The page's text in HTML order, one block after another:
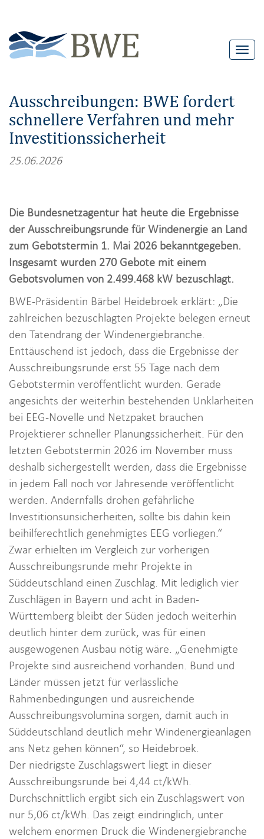
T
a
Ausschreibungen: BWE fordert
schnellere Verfahren und mehr
Investitionssicherheit
25.06.2026
Die Bundesnetzagentur hat heute die Ergebnisse
der Ausschreibungsrunde für Windenergie an Land
zum Gebotstermin 1. Mai 2026 bekanntgegeben.
Insgesamt wurden 270 Gebote mit einem
Gebotsvolumen von 2.499.468 kW bezuschlagt.
BWE-Präsidentin Bärbel Heidebroek erklärt: „Die
zahlreichen bezuschlagten Projekte belegen erneut
den Tatendrang der Windenergiebranche.
Enttäuschend ist jedoch, dass die Ergebnisse der
Ausschreibungsrunde erst 55 Tage nach dem
Gebotstermin veröffentlicht wurden. Gerade
angesichts der weiterhin bestehenden Unklarheiten
bei EEG-Novelle und Netzpaket brauchen
Projektierer schneller Planungssicherheit. Für den
letzten Gebotstermin 2026 im November muss
deshalb sichergestellt werden, dass die Ergebnisse
in jedem Fall noch vor Jahresende veröffentlicht
werden. Andernfalls drohen gefährliche
Investitionsunsicherheiten, sollte bis dahin kein
beihilferechtlich genehmigtes EEG vorliegen.“
Zwar erhielten im Vergleich zur vorherigen
Ausschreibungsrunde mehr Projekte in
Süddeutschland einen Zuschlag. Mit lediglich vier
Zuschlägen in Bayern und acht in Baden-
Württemberg bleibt der Süden jedoch weiterhin
deutlich hinter dem zurück, was für einen
ausgewogenen Ausbau nötig wäre. „Genehmigte
Projekte sind ausreichend vorhanden. Bund und
Länder müssen jetzt für verlässliche
Rahmenbedingungen und ausreichende
Ausschreibungsvolumina sorgen, damit auch in
Süddeutschland deutlich mehr Windenergieanlagen
ans Netz gehen können“, so Heidebroek.
Der niedrigste Zuschlagswert liegt in dieser
Ausschreibungsrunde bei 4,44 ct/kWh.
Durchschnittlich ergibt sich ein Zuschlagswert von
nur 5,06 ct/kWh. Das zeigt eindringlich, unter
welchem enormen Druck die Windenergiebranche